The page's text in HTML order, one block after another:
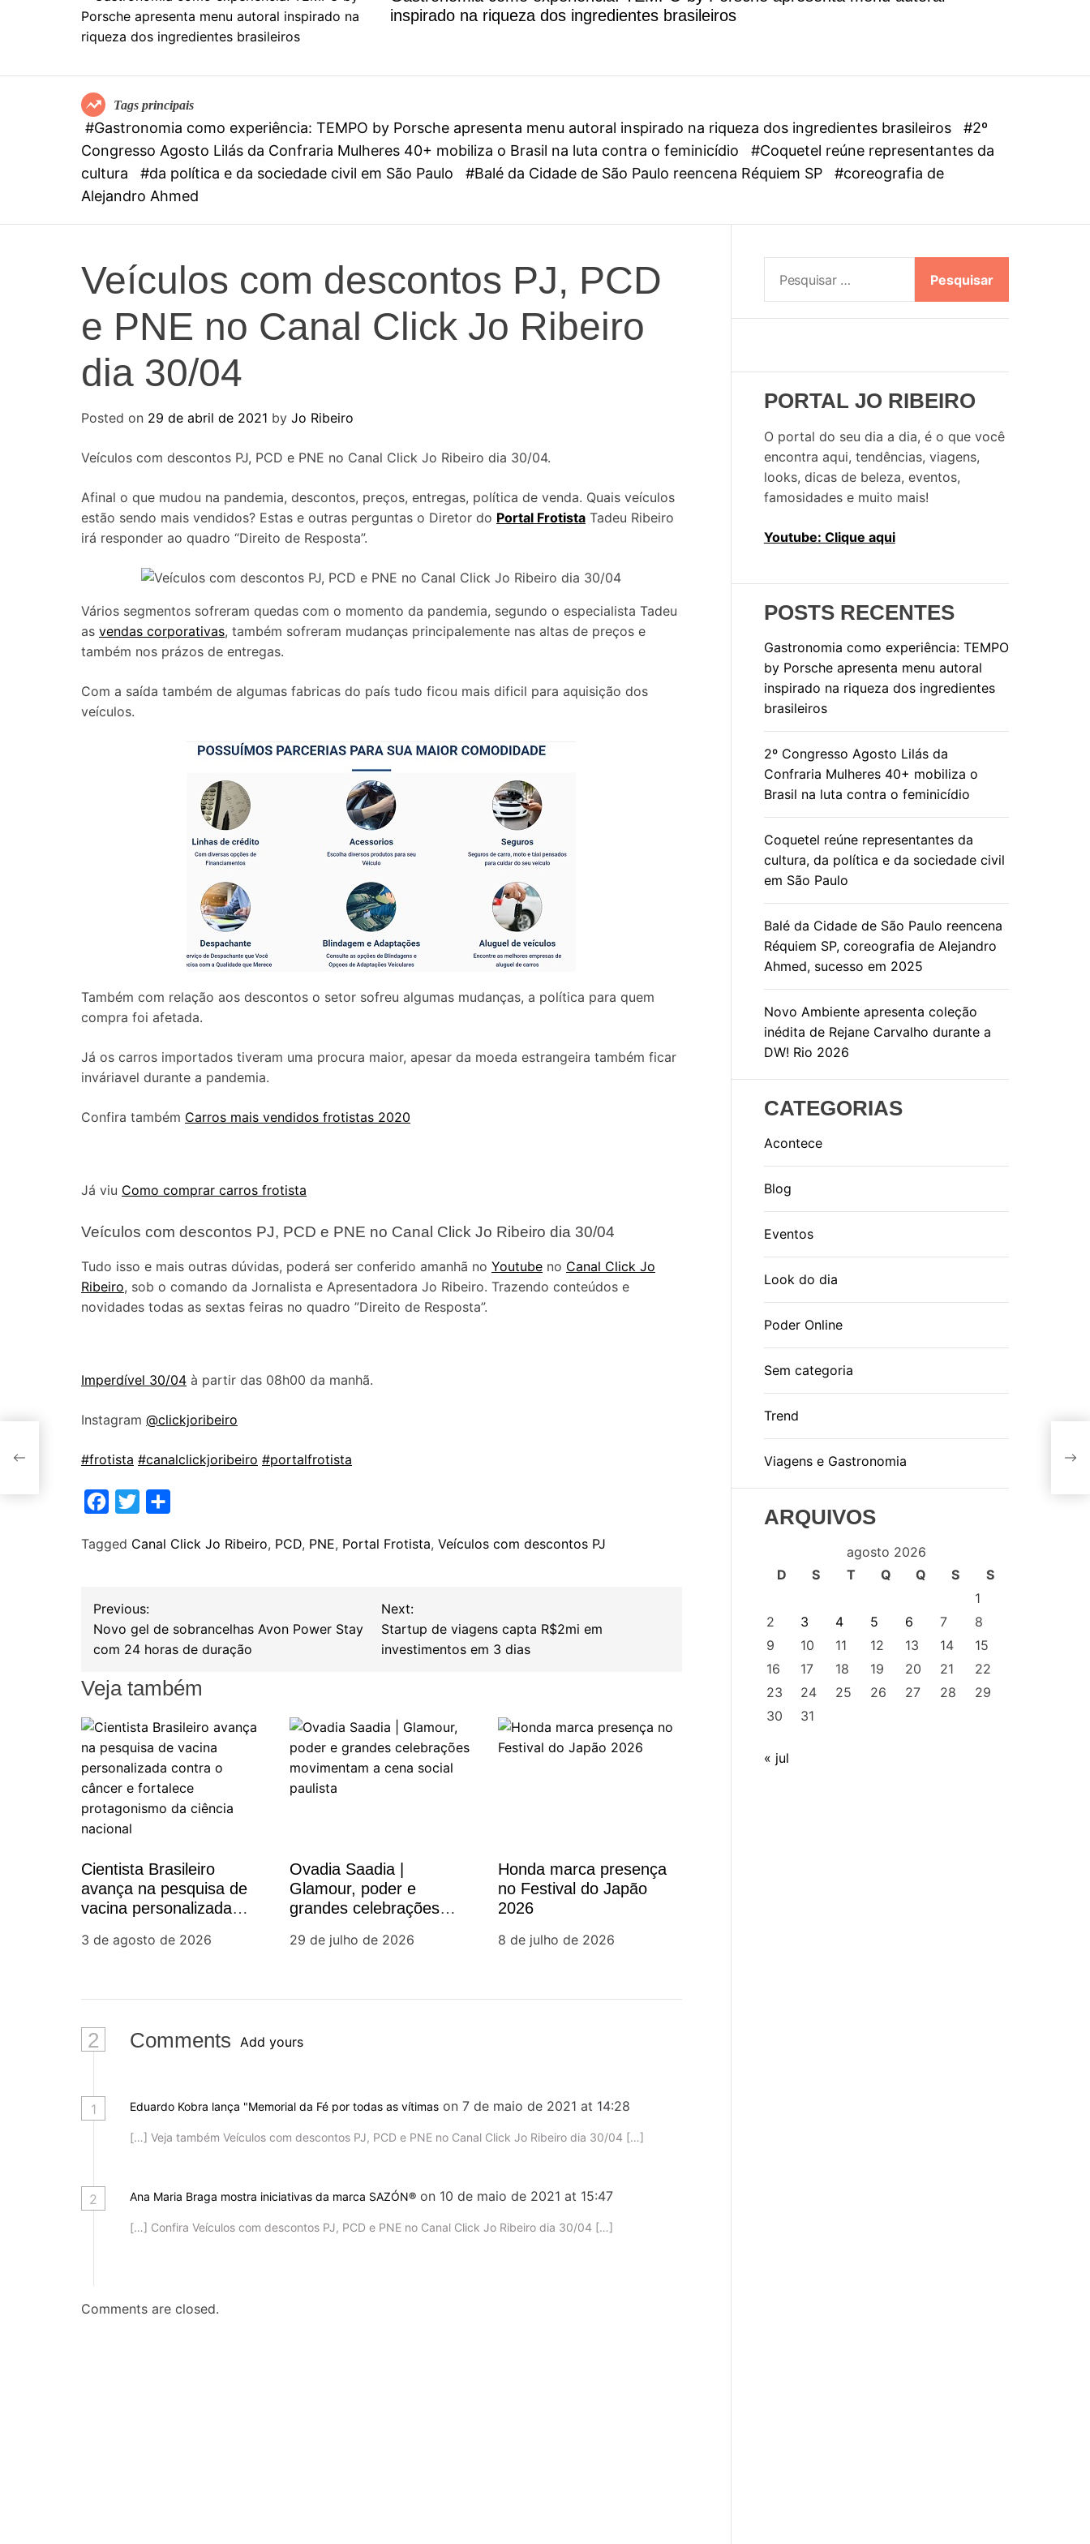
o
inspirado na riqueza dos ingredientes brasileiros
Tags principais
#Gastronomia como experiência: TEMPO by Porsche apresenta menu autoral inspirado na riqueza dos ingredientes brasileiros
#2º
Congresso Agosto Lilás da Confraria Mulheres 40+ mobiliza o Brasil na luta contra o feminicídio
#Coquetel reúne representantes da
cultura
#da política e da sociedade civil em São Paulo #Balé da Cidade de São Paulo reencena Réquiem SP
#coreografia de
Alejandro Ahmed
Veículos com descontos PJ, PCD
e PNE no Canal Click Jo Ribeiro
dia 30/04
Posted on 29 de abril de 2021 by Jo Ribeiro
Veículos com descontos PJ, PCD e PNE no Canal Click Jo Ribeiro dia 30/04.
Afinal o que mudou na pandemia, descontos, preços, entregas, política de venda. Quais veículos
estão sendo mais vendidos? Estas e outras perguntas o Diretor do Portal Frotista Tadeu Ribeiro
irá responder ao quadro “Direito de Resposta”.
Vários segmentos sofreram quedas com o momento da pandemia, segundo o especialista Tadeu
as vendas corporativas, também sofreram mudanças principalemente nas altas de preços e
também nos prázos de entregas.
Com a saída também de algumas fabricas do país tudo ficou mais dificil para aquisição dos
veículos.
Também com relação aos descontos o setor sofreu algumas mudanças, a política para quem
compra foi afetada.
Já os carros importados tiveram uma procura maior, apesar da moeda estrangeira também ficar
inváriavel durante a pandemia.
Confira também Carros mais vendidos frotistas 2020
Já viu Como comprar carros frotista
Veículos com descontos PJ, PCD e PNE no Canal Click Jo Ribeiro dia 30/04
Tudo isso e mais outras dúvidas, poderá ser conferido amanhã no Youtube no Canal Click Jo
Ribeiro, sob o comando da Jornalista e Apresentadora Jo Ribeiro. Trazendo conteúdos e
novidades todas as sextas feiras no quadro ”Direito de Resposta”.
Imperdível 30/04 à partir das 08h00 da manhã.
Instagram @clickjoribeiro
#frotista #canalclickjoribeiro #portalfrotista
c
o
o
i
e
r
a
Tagged Canal Click Jo Ribeiro, PCD, PNE, Portal Frotista, Veículos com descontos PJ
N
a
v
e
g
a
ç
ã
o
e
P
s
Previous:
Novo gel de sobrancelhas Avon Power Stay
com 24 horas de duração
Next:
Startup de viagens capta R$2mi em
investimentos em 3 dias
Veja também
Cientista Brasileiro
avança na pesquisa de
vacina personalizada
fortalece protagonismo
3 de agosto de 2026
Ovadia Saadia |
Glamour, poder e
grandes celebrações
social paulista
29 de julho de 2026
Honda marca presença
no Festival do Japão
2026
8 de julho de 2026
2 Comments Add yours
1 Eduardo Kobra lança "Memorial da Fé por todas as vítimas on 7 de maio de 2021 at 14:28
[…] Veja também Veículos com descontos PJ, PCD e PNE no Canal Click Jo Ribeiro dia 30/04 […]
2 Ana Maria Braga mostra iniciativas da marca SAZÓN® on 10 de maio de 2021 at 15:47
[…] Confira Veículos com descontos PJ, PCD e PNE no Canal Click Jo Ribeiro dia 30/04 […]
Comments are closed.
s
i
a
r
o
r
PORTAL JO RIBEIRO
O portal do seu dia a dia, é o que você
encontra aqui, tendências, viagens,
looks, dicas de beleza, eventos,
famosidades e muito mais!
Youtube: Clique aqui
POSTS RECENTES
Gastronomia como experiência: TEMPO
by Porsche apresenta menu autoral
inspirado na riqueza dos ingredientes
brasileiros
2º Congresso Agosto Lilás da
Confraria Mulheres 40+ mobiliza o
Brasil na luta contra o feminicídio
Coquetel reúne representantes da
cultura, da política e da sociedade civil
em São Paulo
Balé da Cidade de São Paulo reencena
Réquiem SP, coreografia de Alejandro
Ahmed, sucesso em 2025
Novo Ambiente apresenta coleção
inédita de Rejane Carvalho durante a
DW! Rio 2026
CATEGORIAS
Acontece
Blog
Eventos
Look do dia
Poder Online
Sem categoria
Trend
Viagens e Gastronomia
ARQUIVOS
agosto 2026
D
S T Q Q S
S
1
2
3 4 5 6 7
8
9
10 11 12 13 14
15
16
17 18 19 20 21
22
23
24 25 26 27 28
29
30
31
« jul